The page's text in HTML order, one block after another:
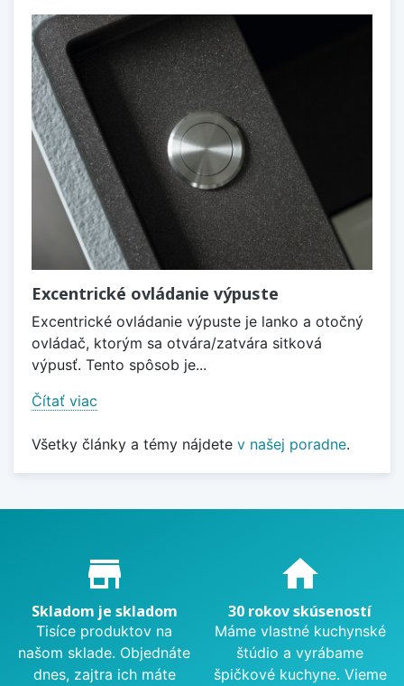
Excentrické ovládanie výpuste
Excentrické ovládanie výpuste je lanko a otočný
ovládač, ktorým sa otvára/zatvára sitková
výpusť. Tento spôsob je...
Čítať viac
Všetky články a témy nájdete v našej poradne.
Proč nakupovat u nás?
store_mall_directory
Skladom je skladom
Tisíce produktov na
našom sklade. Objednáte
dnes, zajtra ich máte
home
30 rokov skúseností
Máme vlastné kuchynské
štúdio a vyrábame
špičkové kuchyne. Vieme